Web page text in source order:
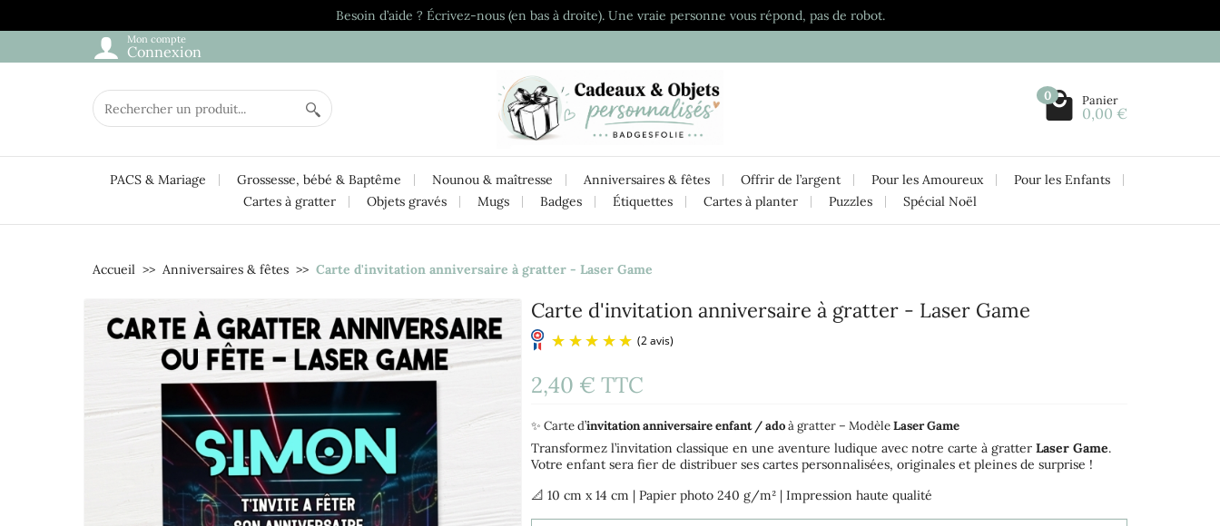
Besoin d’aide ? Écrivez-nous (en bas à droite). Une vraie personne vous répond, pas de robot.
Mon compte
Connexion
0 Panier
0,00 €
PACS & Mariage Grossesse, bébé & Baptême Nounou & maîtresse Anniversaires & fêtes Offrir de l’argent Pour les Amoureux
Pour les Enfants
Cartes à gratter
Objets gravés Mugs Badges Étiquettes Cartes à planter Puzzles Spécial Noël
Accueil Anniversaires & fêtes Carte d'invitation anniversaire à gratter - Laser Game
Carte d'invitation anniversaire à gratter - Laser Game
2,40 €TTC
✨ Carte d’invitation anniversaire enfant / adoà gratter – ModèleLaser Game
Transformez l’invitation classique en une aventure ludique avec notre carte à gratterLaser Game.
Votre enfant sera fier de distribuer ses cartes personnalisées, originales et pleines de surprise !
📐 10 cm x 14 cm | Papier photo 240 g/m² | Impression haute qualité